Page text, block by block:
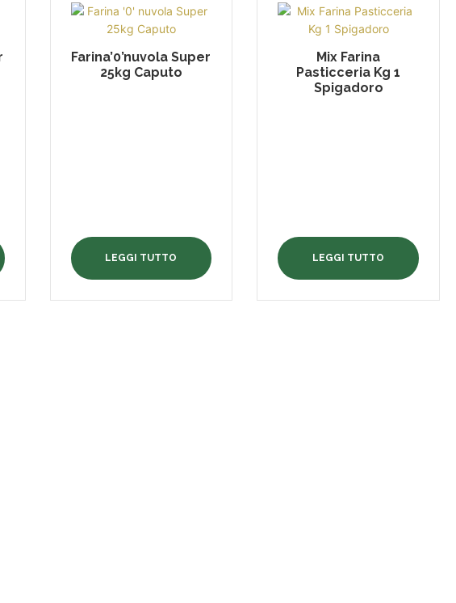
Farina’0’nuvola Super
25kg Caputo
LEGGI TUTTO
Mix Farina
Pasticceria Kg 1
Spigadoro
LEGGI TUTTO